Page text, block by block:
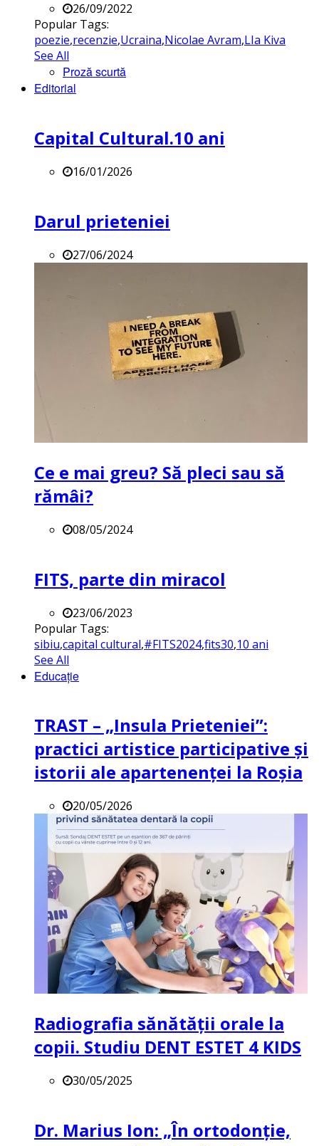
26/09/2022
Popular Tags:
poezie,recenzie,Ucraina,Nicolae Avram,LIa Kiva
See All
Proză scurtă
Editorial
Capital Cultural.10 ani
16/01/2026
Darul prieteniei
27/06/2024
Ce e mai greu? Să pleci sau să
rămâi?
08/05/2024
FITS, parte din miracol
23/06/2023
Popular Tags:
sibiu,capital cultural,#FITS2024,fits30,10 ani
See All
Educație
TRAST – „Insula Prieteniei”:
practici artistice participative și
istorii ale apartenenței la Roșia
20/05/2026
Radiografia sănătății orale la
copii. Studiu DENT ESTET 4 KIDS
30/05/2025
Dr. Marius Ion: „În ortodonție,